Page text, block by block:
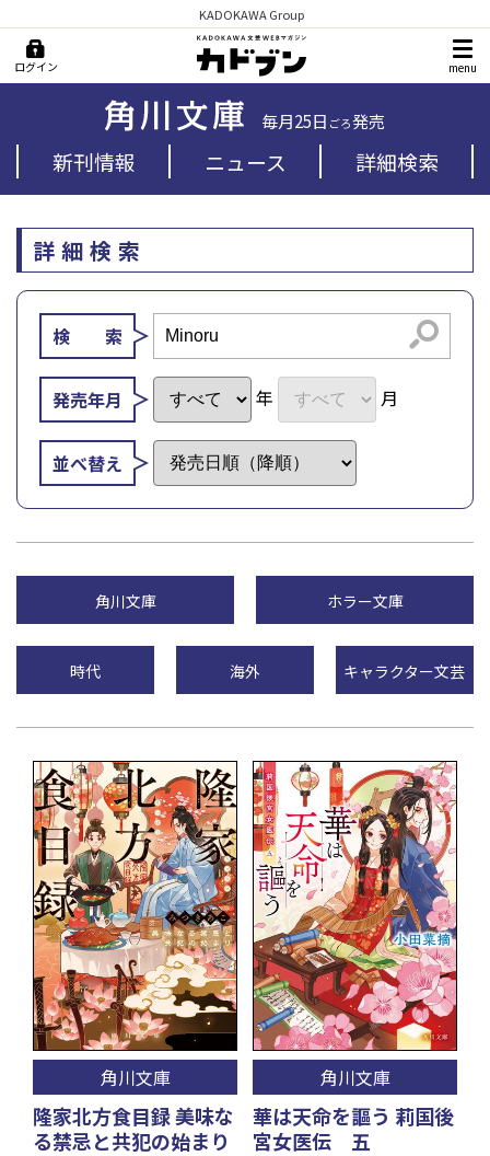
KADOKAWA Group
ログイン menu
毎月25日 ごろ発売
新刊情報 ニュース 詳細検索
詳細検索
検 索 検索
発売年月 年 月
並べ替え
角川文庫 ホラー文庫
時代 海外 キャラクター文芸
角川文庫
隆家北方食目録 美味な
る禁忌と共犯の始まり
角川文庫
華は天命を謳う 莉国後
宮女医伝 五